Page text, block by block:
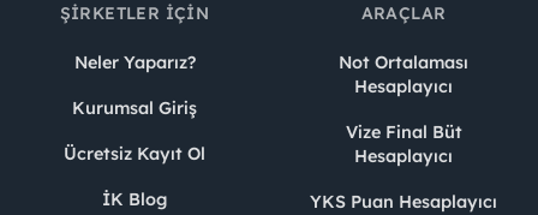
ŞIRKETLER İÇIN
Neler Yaparız?
Kurumsal Giriş
Ücretsiz Kayıt Ol
İK Blog
ARAÇLAR
Not Ortalaması
Hesaplayıcı
Vize Final Büt
Hesaplayıcı
YKS Puan Hesaplayıcı